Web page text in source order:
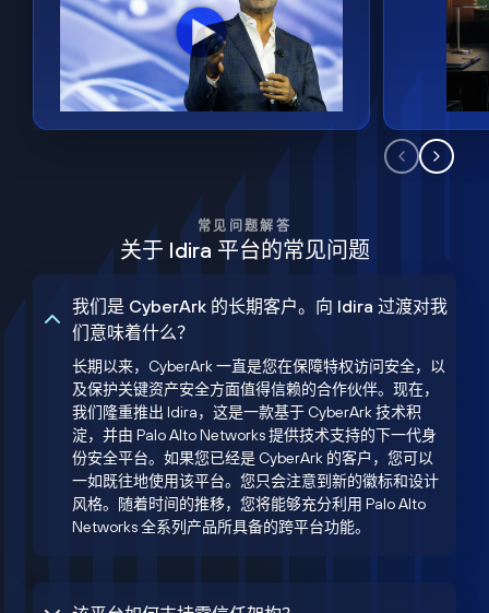
常见问题解答
关于 Idira 平台的常见问题
我们是 CyberArk 的长期客户。向 Idira 过渡对我
们意味着什么？
长期以来，CyberArk 一直是您在保障特权访问安全，以
及保护关键资产安全方面值得信赖的合作伙伴。现在，
我们隆重推出 Idira，这是一款基于 CyberArk 技术积
淀，并由 Palo Alto Networks 提供技术支持的下一代身
份安全平台。如果您已经是 CyberArk 的客户，您可以
一如既往地使用该平台。您只会注意到新的徽标和设计
风格。随着时间的推移，您将能够充分利用 Palo Alto
Networks 全系列产品所具备的跨平台功能。